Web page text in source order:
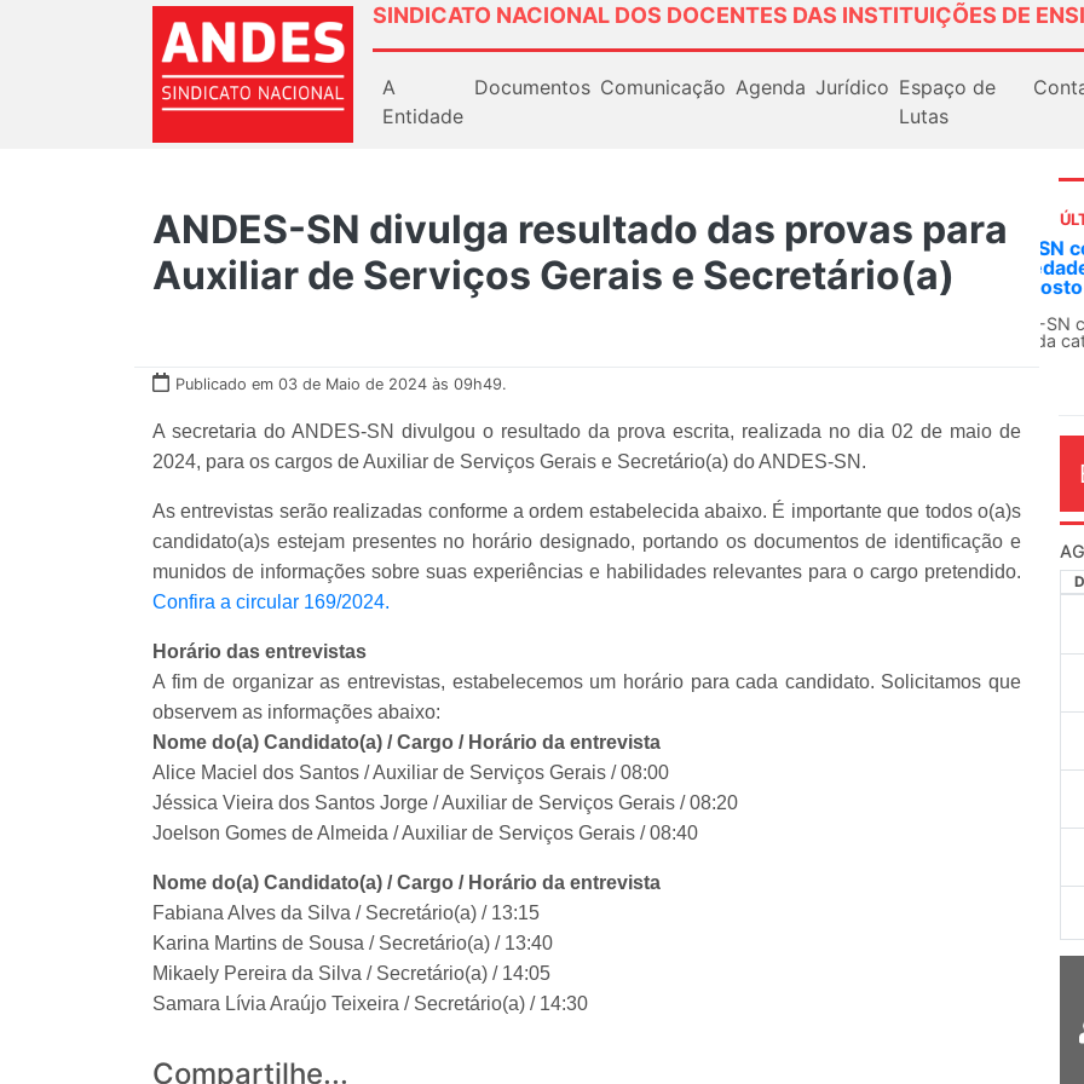
SINDICATO NACIONAL DOS DOCENTES DAS INSTITUIÇÕES DE
A
Entidade
Documentos Comunicação Agenda Jurídico Espaço de
Lutas
ANDES-SN divulga resultado das provas para
Auxiliar de Serviços Gerais e Secretário(a)
Publicado em 03 de Maio de 2024 às 09h49.
A secretaria do ANDES-SN divulgou o resultado da prova escrita, realizada no dia 02 de maio de
2024, para os cargos de Auxiliar de Serviços Gerais e Secretário(a) do ANDES-SN.
As entrevistas serão realizadas conforme a ordem estabelecida abaixo. É importante que todos o(a)s
candidato(a)s estejam presentes no horário designado, portando os documentos de identificação e
munidos de informações sobre suas experiências e habilidades relevantes para o cargo pretendido.
Confira a circular 169/2024.
Horário das entrevistas
A fim de organizar as entrevistas, estabelecemos um horário para cada candidato. Solicitamos que
observem as informações abaixo:
Nome do(a) Candidato(a) / Cargo / Horário da entrevista
Alice Maciel dos Santos / Auxiliar de Serviços Gerais / 08:00
Jéssica Vieira dos Santos Jorge / Auxiliar de Serviços Gerais / 08:20
Joelson Gomes de Almeida / Auxiliar de Serviços Gerais / 08:40
Nome do(a) Candidato(a) / Cargo / Horário da entrevista
Fabiana Alves da Silva / Secretário(a) / 13:15
Karina Martins de Sousa / Secretário(a) / 13:40
Mikaely Pereira da Silva / Secretário(a) / 14:05
Samara Lívia Araújo Teixeira / Secretário(a) / 14:30
Compartilhe...